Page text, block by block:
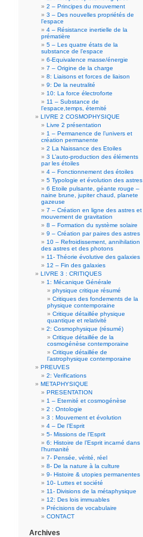
2 – Principes du mouvement
3 – Des nouvelles propriétés de
l’espace
4 – Résistance inertielle de la
prématière
5 – Les quatre états de la
substance de l’espace
6-Equivalence masse/énergie
7 – Origine de la charge
8: Liaisons et forces de liaison
9: De la neutralité
10: La force électroforte
11 – Substance de
l’espace,temps, éternité
LIVRE 2 COSMOPHYSIQUE
Livre 2 présentation
1 – Permanence de l’univers et
création permanente
2 La Naissance des Etoiles
3 L’auto-production des éléments
par les étoiles
4 – Fonctionnement des étoiles
5 Typologie et évolution des astres
6 Etoile pulsante, géante rouge –
naine brune, jupiter chaud, planete
gazeuse
7 – Création en ligne des astres et
mouvement de gravitation
8 – Formation du système solaire
9 – Création par paires des astres
10 – Refroidissement, annihilation
des astres et des photons
11- Théorie évolutive des galaxies
12 – Fin des galaxies
LIVRE 3 : CRITIQUES
1: Mécanique Générale
physique critique résumé
Critiques des fondements de la
physique contemporaine
Critique détaillée physique
quantique et relativité
2: Cosmophysique (résumé)
Critique détaillée de la
cosmogénèse contemporaine
Critique détaillée de
l’astrophysique contemporaine
PREUVES
2: Verifications
METAPHYSIQUE
PRESENTATION
1 – Eternité et cosmogénèse
2 : Ontologie
3 : Mouvement et évolution
4 – De l’Esprit
5- Missions de l’Esprit
6: Histoire de l’Esprit incarné dans
l’humanité
7- Pensée, vérité, réel
8- De la nature à la culture
9- Histoire & utopies permanentes
10- Luttes et société
11- Divisions de la métaphysique
12: Des lois immuables
Précisions de vocabulaire
CONTACT
Archives